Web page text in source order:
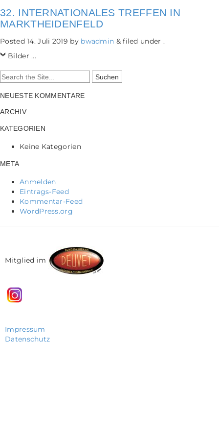
32. INTERNATIONALES TREFFEN IN
MARKTHEIDENFELD
Posted14. Juli 2019 by bwadmin &filed under .
Bilder ...
Search
for:
NEUESTE KOMMENTARE
ARCHIV
KATEGORIEN
Keine Kategorien
META
Anmelden
Eintrags-Feed
Kommentar-Feed
WordPress.org
Mitglied im
Impressum
Datenschutz